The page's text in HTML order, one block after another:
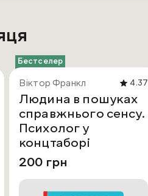
Бестселер
Віктор Франкл 4.37
Людина в пошуках
справжнього сенсу.
Психолог у
концтаборі
200 грн